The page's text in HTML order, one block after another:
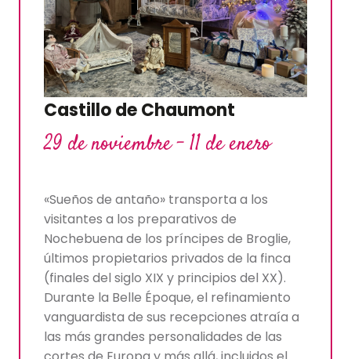
Castillo de Chaumont
29 de noviembre - 11 de enero
«Sueños de antaño» transporta a los
visitantes a los preparativos de
Nochebuena de los príncipes de Broglie,
últimos propietarios privados de la finca
(finales del siglo XIX y principios del XX).
Durante la Belle Époque, el refinamiento
vanguardista de sus recepciones atraía a
las más grandes personalidades de las